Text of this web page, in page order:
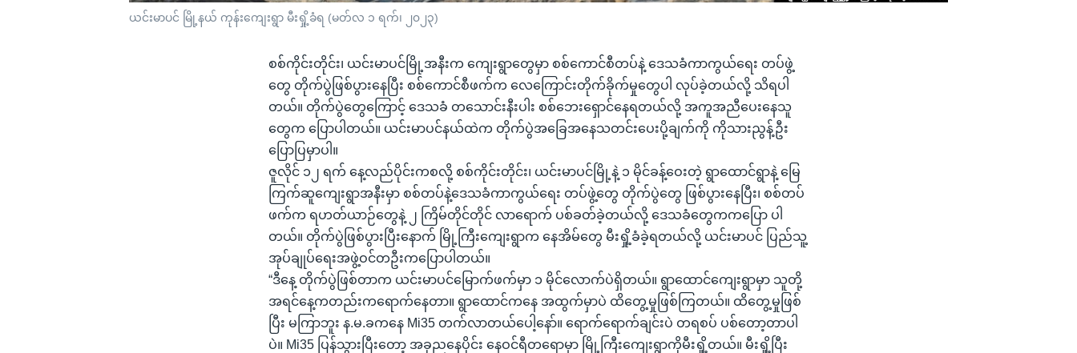
ယင်းမာပင် မြို့နယ် ကုန်းကျေးရွာ မီးရှို့ခံရ (မတ်လ ၁ ရက်၊ ၂၀၂၃)
စစ်ကိုင်းတိုင်း၊ ယင်းမာပင်မြို့အနီးက ကျေးရွာတွေမှာ စစ်ကောင်စီတပ်နဲ့ ဒေသခံကာကွယ်ရေး တပ်ဖွဲ့
တွေ တိုက်ပွဲဖြစ်ပွားနေပြီး စစ်ကောင်စီဖက်က လေကြောင်းတိုက်ခိုက်မှုတွေပါ လုပ်ခဲ့တယ်လို့ သိရပါ
တယ်။ တိုက်ပွဲတွေ‌ကြောင့် ဒေသခံ တသောင်းနီးပါး စစ်ဘေးရှောင်နေရတယ်လို့ အကူအညီပေးနေသူ
တွေက ပြောပါတယ်။ ယင်းမာပင်နယ်ထဲက တိုက်ပွဲအခြေအနေသတင်းပေးပို့ချက်ကို ကိုသားညွန့်ဦး
ပြောပြမှာပါ။
ဇူလိုင် ၁၂ ရက် နေ့လည်ပိုင်းကစလို့ စစ်ကိုင်းတိုင်း၊ ယင်းမာပင်မြို့နဲ့ ၁ မိုင်ခန့်ဝေးတဲ့ ရွာထောင်ရွာနဲ့ မြေ
ကြက်ဆူကျေးရွာအနီးမှာ စစ်တပ်နဲ့ဒေသခံကာကွယ်ရေး တပ်ဖွဲ့တွေ တိုက်ပွဲတွေ ဖြစ်ပွားနေပြီး၊ စစ်တပ်
ဖက်က ရဟတ်ယာဉ်တွေနဲ့ ၂ ကြိမ်တိုင်တိုင် လာရောက် ပစ်ခတ်ခဲ့တယ်လို့ ဒေသခံတွေကကပြော ပါ
တယ်။ တိုက်ပွဲဖြစ်ပွားပြီးနောက် မြို့ကြီးကျေးရွာက နေအိမ်တွေ မီးရှို့ခံခဲ့ရတယ်လို့ ယင်းမာပင် ပြည်သူ့
အုပ်ချုပ်ရေးအဖွဲ့ဝင်တဦးကပြောပါတယ်။
“ဒီနေ့ တိုက်ပွဲဖြစ်တာက ယင်းမာပင်မြောက်ဖက်မှာ ၁ မိုင်လောက်ပဲရှိတယ်။ ရွာထောင်ကျေးရွာမှာ သူတို့
အရင်နေ့ကတည်းကရောက်နေတာ။ ရွာထောင်ကနေ အထွက်မှာပဲ ထိတွေ့မှုဖြစ်ကြတယ်။ ထိတွေ့မှုဖြစ်
ပြီး မကြာဘူး န.မ.ခကနေ Mi35 တက်လာတယ်ပေါ့နော်။ ရောက်ရောက်ချင်းပဲ တရစပ် ပစ်တော့တာပါ
ပဲ။ Mi35 ပြန်သွားပြီးတော့ အခုညနေပိုင်း နေဝင်ရီတရောမှာ မြို့ကြီးကျေးရွာကိုမီးရှို့တယ်။ မီးရှို့ပြီး